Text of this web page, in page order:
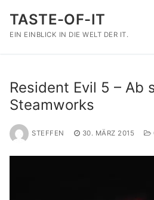
Inhalt
springen
TASTE-OF-IT
EIN EINBLICK IN DIE WELT DER IT.
Resident Evil 5 – Ab
Steamworks
STEFFEN 30. MÄRZ 2015